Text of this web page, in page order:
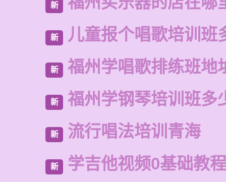
新
新 儿童报个唱歌培训班
新 福州学唱歌排练班地
新 福州学钢琴培训班多
新 流行唱法培训青海
新 学吉他视频0基础教程